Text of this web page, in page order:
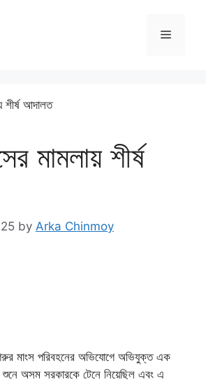
Menu
মামলায় শীর্ষ
by Arka Chinmoy
মাংস পরিবহনের অভিযোগে অভিযুক্ত এক
শুনে অসম সরকারকে টেনে নিয়েছিল এবং এ